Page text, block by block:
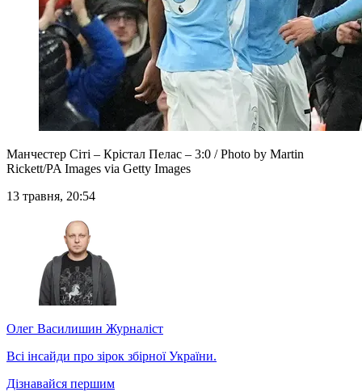
Манчестер Сіті – Крістал Пелас – 3:0 / Photo by Martin
Rickett/PA Images via Getty Images
13 травня, 20:54
Олег Василишин Журналіст
Всі інсайди про зірок збірної України.
Дізнавайся першим